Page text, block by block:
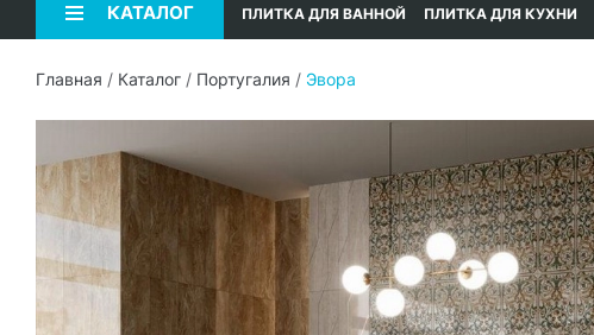
КАТАЛОГ ПЛИТКА ДЛЯ ВАННОЙ ПЛИТКА ДЛЯ КУХНИ
Главная / Каталог / Португалия / Эвора